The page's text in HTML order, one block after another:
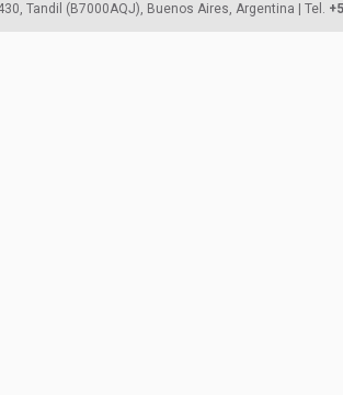
Tandil (B7000AQJ), Buenos Aires, Argentina | Tel.